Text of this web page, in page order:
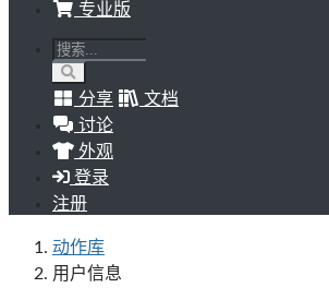
专业版
分享
文档
讨论
外观
登录
注册
动作库
用户信息